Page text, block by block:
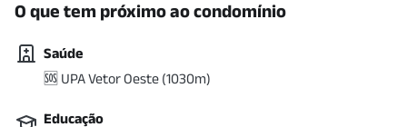
O que tem próximo ao condomínio
Saúde
🆘 UPA Vetor Oeste (1030m)
Educação